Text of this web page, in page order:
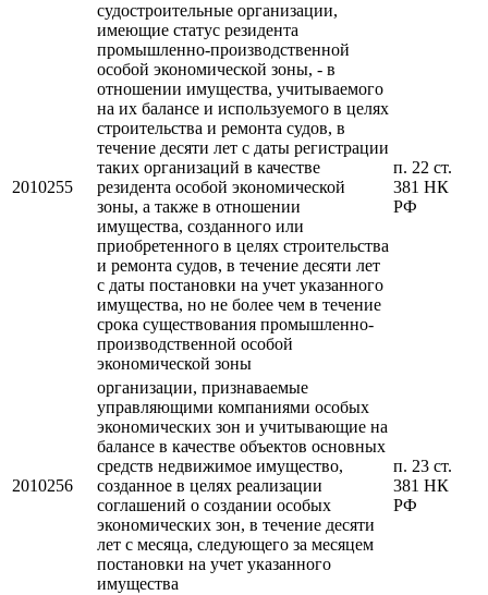
2010255
судостроительные организации,
имеющие статус резидента
промышленно-производственной
особой экономической зоны, - в
отношении имущества, учитываемого
на их балансе и используемого в целях
строительства и ремонта судов, в
течение десяти лет с даты регистрации
таких организаций в качестве
резидента особой экономической
зоны, а также в отношении
имущества, созданного или
приобретенного в целях строительства
и ремонта судов, в течение десяти лет
с даты постановки на учет указанного
имущества, но не более чем в течение
срока существования промышленно-
производственной особой
экономической зоны
п. 22 ст.
381 НК
РФ
2010256
организации, признаваемые
управляющими компаниями особых
экономических зон и учитывающие на
балансе в качестве объектов основных
средств недвижимое имущество,
созданное в целях реализации
соглашений о создании особых
экономических зон, в течение десяти
лет с месяца, следующего за месяцем
постановки на учет указанного
имущества
п. 23 ст.
381 НК
РФ